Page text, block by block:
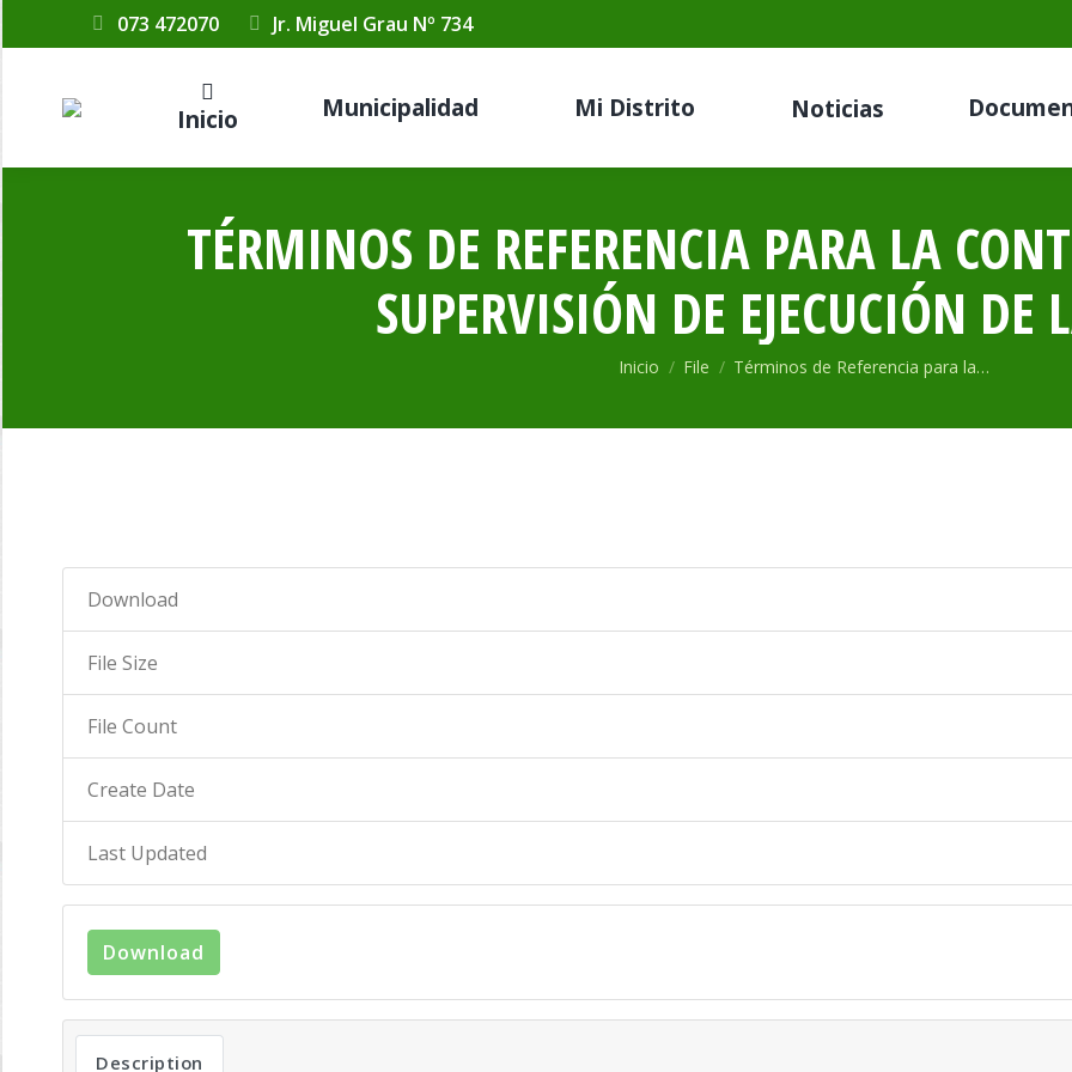
073 472070 Jr. Miguel Grau Nº 734
Inicio Municipalidad Mi Distrito Noticias
TÉRMINOS DE REFERENCIA PARA LA
SUPERVISIÓN DE EJECUCIÓN DE
Estás aquí:
Inicio File Términos de Referencia para la…
Download
File Size
File Count
Create Date
Last Updated
Download
Description